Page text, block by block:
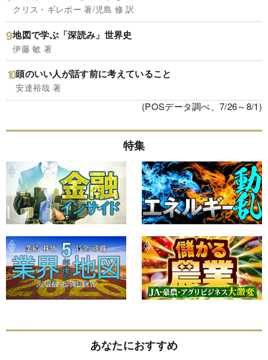
クリス・ギレボー 著/児島 修 訳
地図で学ぶ「深読み」世界史
伊藤 敏 著
頭のいい人が話す前に考えていること
安達裕哉 著
(POSデータ調べ、7/26～8/1)
特集
あなたにおすすめ